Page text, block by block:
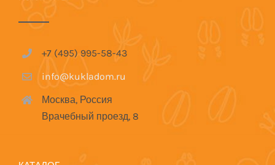
+7 (495) 995-58-43
info@kukladom.ru
Москва, Россия
Врачебный проезд, 8